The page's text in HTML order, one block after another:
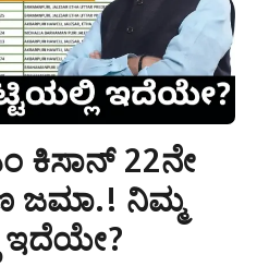
ಕಿಸಾನ್ 22ನೇ
ಜಮಾ.! ನಿಮ್ಮ
ಇದೆಯೇ?